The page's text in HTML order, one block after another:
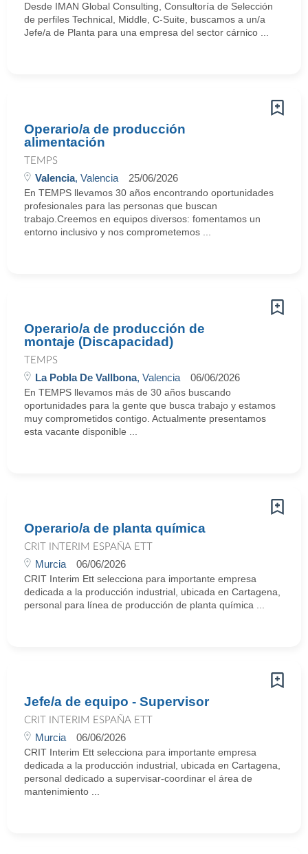
Desde IMAN Global Consulting, Consultoría de Selección
de perfiles Technical, Middle, C-Suite, buscamos a un/a
Jefe/a de Planta para una empresa del sector cárnico ...
Operario/a de producción
alimentación
TEMPS
Valencia, Valencia 25/06/2026
En TEMPS llevamos 30 años encontrando oportunidades
profesionales para las personas que buscan
trabajo.Creemos en equipos diversos: fomentamos un
entorno inclusivo y nos comprometemos ...
Operario/a de producción de
montaje (Discapacidad)
TEMPS
La Pobla De Vallbona, Valencia 06/06/2026
En TEMPS llevamos más de 30 años buscando
oportunidades para la gente que busca trabajo y estamos
muy comprometidos contigo. Actualmente presentamos
esta vacante disponible ...
Operario/a de planta química
CRIT INTERIM ESPAÑA ETT
Murcia 06/06/2026
CRIT Interim Ett selecciona para importante empresa
dedicada a la producción industrial, ubicada en Cartagena,
personal para línea de producción de planta química ...
Jefe/a de equipo - Supervisor
CRIT INTERIM ESPAÑA ETT
Murcia 06/06/2026
CRIT Interim Ett selecciona para importante empresa
dedicada a la producción industrial, ubicada en Cartagena,
personal dedicado a supervisar-coordinar el área de
mantenimiento ...